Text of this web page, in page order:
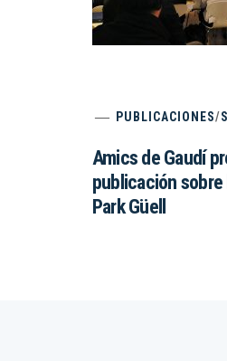
PUBLICACIONES/
Amics de Gaudí
publicación sobre
Park Güell